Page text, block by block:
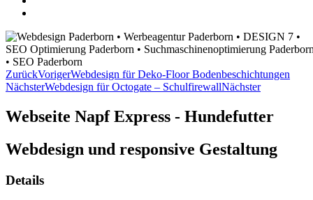
ZurückVorigerWebdesign für Deko-Floor Bodenbeschichtungen
NächsterWebdesign für Octogate – SchulfirewallNächster
Webseite Napf Express - Hundefutter
Webdesign und responsive Gestaltung
Details